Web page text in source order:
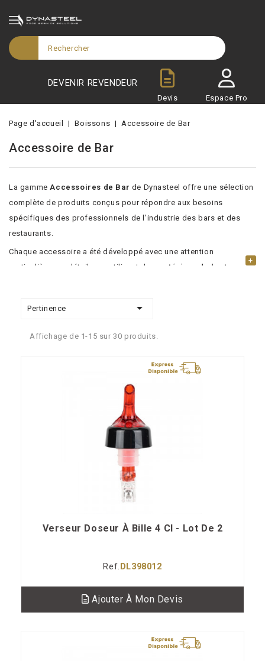
Espace Pro
Devis
DEVENIR REVENDEUR
Page d'accueil Boissons Accessoire de Bar
Accessoire de Bar
La gammeAccessoires de Bar de Dynasteel offre une sélection
complète de produits conçus pour répondre aux besoins
spécifiques des professionnels de l'industrie des bars et des
restaurants.
Chaque accessoire a été développé avec une attention
particulière aux détails, en utilisant des
matériaux de haute
résister à uneutilisation intensive
, mais ils apportent également une
élégant s'intègre harmonieusement à tout type de décor et
contribue à créer une ambiance accueillante pour les clients.
+
Pertinence 
Affichage de 1-15 sur 30 produits.
Verseur Doseur À Bille 4 Cl - Lot De 2
Ref. DL398012
Ajouter À Mon Devis